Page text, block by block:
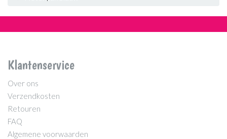
Klantenservice
Over ons
Verzendkosten
Retouren
FAQ
Algemene voorwaarden